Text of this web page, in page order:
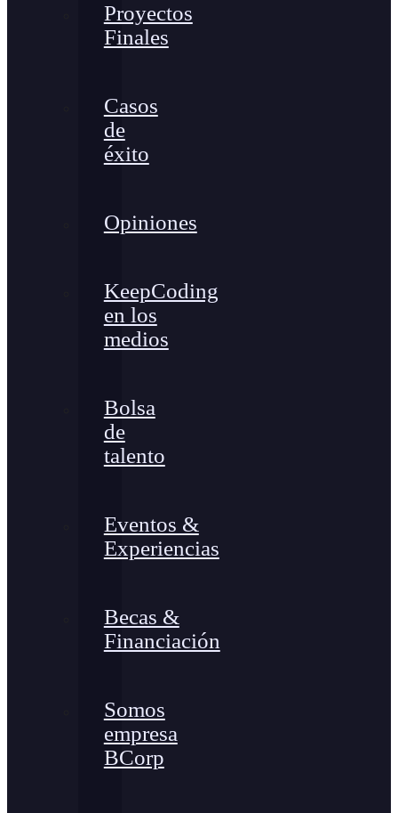
Proyectos
Finales
Casos
de
éxito
Opiniones
KeepCoding
en los
medios
Bolsa
de
talento
Eventos &
Experiencias
Becas &
Financiación
Somos
empresa
BCorp